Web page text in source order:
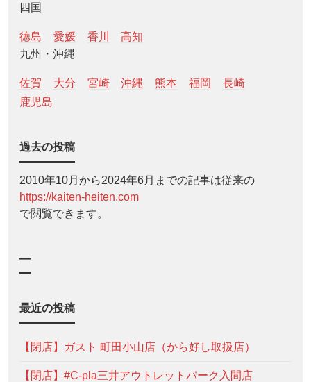
四国
徳島 愛媛 香川
高知
九州・沖縄
佐賀 大分 宮崎 沖縄 熊本 福岡
長崎
鹿児島
過去の投稿
2010年10月から2024年6月までの記事は従来の
https://kaiten-heiten.com
で閲覧できます。
—
最近の投稿
【閉店】ガスト 町田小山店（から好し取扱店）
【閉店】#C-pla三井アウトレットパーク入間店